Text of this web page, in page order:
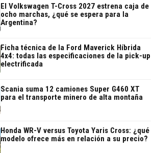
El Volkswagen T-Cross 2027 estrena caja de
ocho marchas, ¿qué se espera para la
Argentina?
Ficha técnica de la Ford Maverick Híbrida
4x4: todas las especificaciones de la pick-up
electrificada
Scania suma 12 camiones Super G460 XT
para el transporte minero de alta montaña
Honda WR-V versus Toyota Yaris Cross: ¿qué
modelo ofrece más en relación a su precio?